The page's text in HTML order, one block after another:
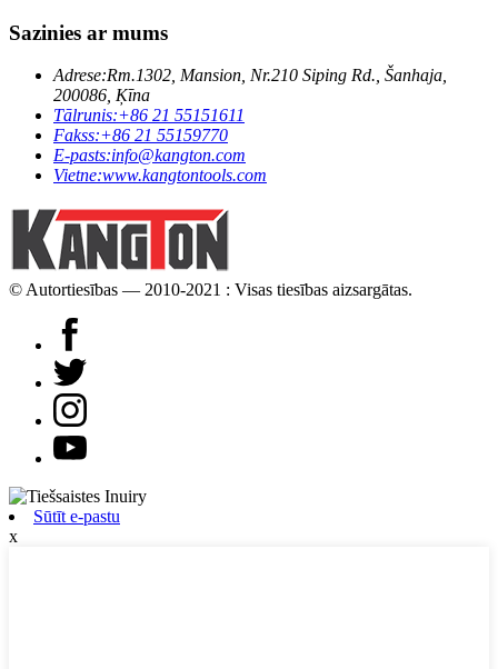
Sazinies ar mums
Adrese:Rm.1302, Mansion, Nr.210 Siping Rd., Šanhaja,
200086, Ķīna
Tālrunis:+86 21 55151611
Fakss:+86 21 55159770
E-pasts:info@kangton.com
Vietne:www.kangtontools.com
© Autortiesības — 2010-2021 : Visas tiesības aizsargātas.
Sūtīt e-pastu
x